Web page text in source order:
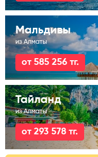
Мальдивы
из Алматы
от 585 256 тг.
Тайланд
из Алматы
от 293 578 тг.